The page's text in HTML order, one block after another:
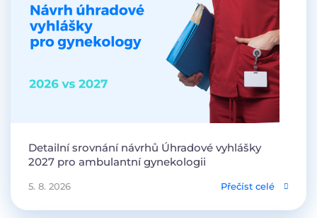
Detailní srovnání návrhů Úhradové vyhlášky
2027 pro ambulantní gynekologii
5. 8. 2026 Přečíst celé